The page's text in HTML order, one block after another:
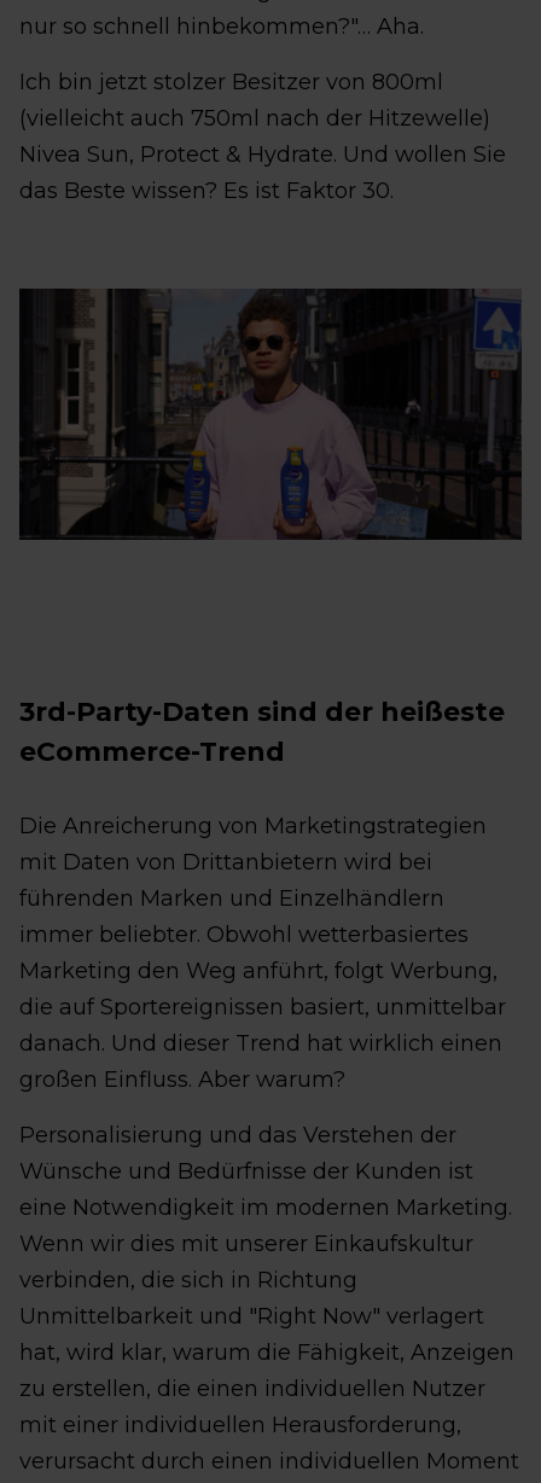
nur so schnell hinbekommen?"… Aha.
Ich bin jetzt stolzer Besitzer von 800ml
(vielleicht auch 750ml nach der Hitzewelle)
Nivea Sun, Protect & Hydrate. Und wollen Sie
das Beste wissen? Es ist Faktor 30.
3rd-Party-Daten sind der heißeste
eCommerce-Trend
Die Anreicherung von Marketingstrategien
mit Daten von Drittanbietern wird bei
führenden Marken und Einzelhändlern
immer beliebter. Obwohl wetterbasiertes
Marketing den Weg anführt, folgt Werbung,
die auf Sportereignissen basiert, unmittelbar
danach. Und dieser Trend hat wirklich einen
großen Einfluss. Aber warum?
Personalisierung und das Verstehen der
Wünsche und Bedürfnisse der Kunden ist
eine Notwendigkeit im modernen Marketing.
Wenn wir dies mit unserer Einkaufskultur
verbinden, die sich in Richtung
Unmittelbarkeit und "Right Now" verlagert
hat, wird klar, warum die Fähigkeit, Anzeigen
zu erstellen, die einen individuellen Nutzer
mit einer individuellen Herausforderung,
verursacht durch einen individuellen Moment